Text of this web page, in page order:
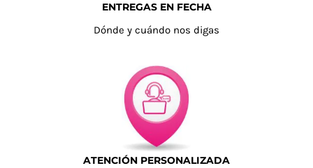
ENTREGAS EN FECHA
Dónde y cuándo nos digas
ATENCIÓN PERSONALIZADA